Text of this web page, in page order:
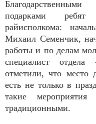
подарками ребят
райисполкома:
Михаил Семенчик,
работы и по делам
специалист
отметили, что место
есть не только в
такие
традиционными.